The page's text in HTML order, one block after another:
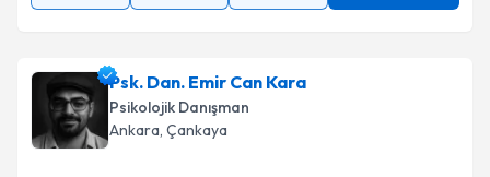
Psk. Dan. Emir Can Kara
Psikolojik Danışman
Ankara, Çankaya